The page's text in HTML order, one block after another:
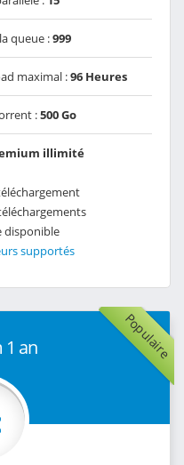
queue :999
maximal :96 Heures
:500 Go
illimité
disponible
supportés
Populaire
1 an